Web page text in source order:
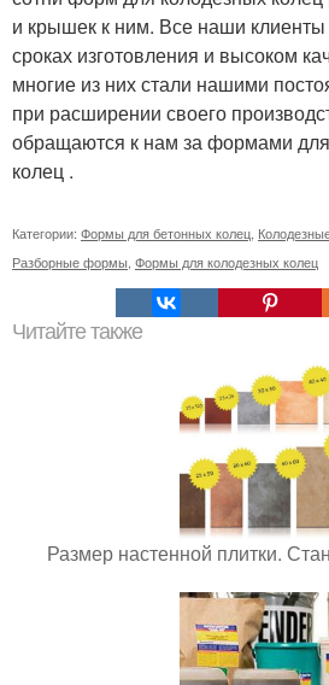
и крышек к ним. Все наши клиенты
сроках изготовления и высоком
многие из них стали нашими
при расширении своего
обращаются к нам за формами
колец .
Категории: Формы для бетонных колец
Разборные формы Формы для колодезных колец
Читайте также
Размер настенной плитки.